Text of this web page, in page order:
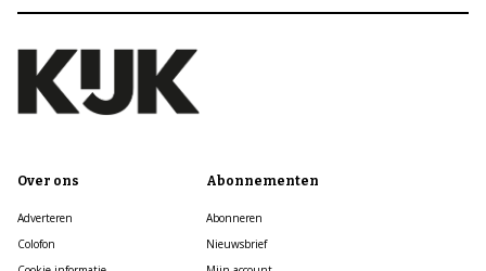
Over ons
Adverteren
Colofon
Abonnementen
Abonneren
Nieuwsbrief